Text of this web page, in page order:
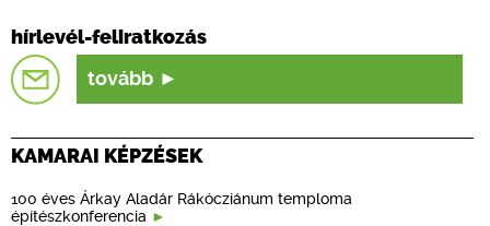
hírlevél-feliratkozás
tovább
KAMARAI KÉPZÉSEK
100 éves Árkay Aladár Rákócziánum temploma
építészkonferencia